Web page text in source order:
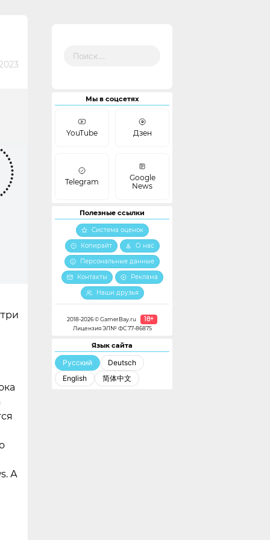
А
Мы в соцсетях
YouTube Дзен
Telegram
Google
News
Полезные ссылки
Система оценок
Копирайт
О нас
Персональные данные
Контакты
Реклама
Наши друзья
2018-2026 © GamerBay.ru 18+
Лицензия ЭЛ№ ФС 77-86875
Язык сайта
Русский
Deutsch
English
简体中文